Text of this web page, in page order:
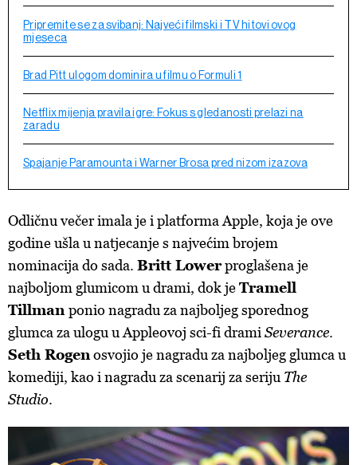
Pripremite se za svibanj: Najveći filmski i TV hitovi ovog
mjeseca
Brad Pitt ulogom dominira u filmu o Formuli 1
Netflix mijenja pravila igre: Fokus s gledanosti prelazi na
zaradu
Spajanje Paramounta i Warner Brosa pred nizom izazova
Odličnu večer imala je i platforma Apple, koja je ove
godine ušla u natjecanje s najvećim brojem
nominacija do sada. Britt Lowerproglašena je
najboljom glumicom u drami, dok jeTramell
Tillman ponio nagradu za najboljeg sporednog
glumca za ulogu u Appleovoj sci-fi drami Severance.
Seth Rogenosvojio je nagradu za najboljeg glumca u
komediji, kao i nagradu za scenarij za seriju The
Studio.